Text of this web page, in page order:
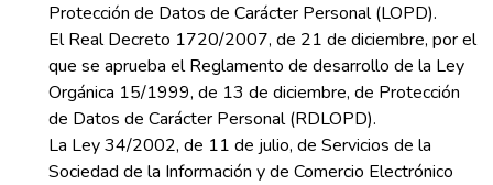
Protección de Datos de Carácter Personal (LOPD).
El Real Decreto 1720/2007, de 21 de diciembre, por el
que se aprueba el Reglamento de desarrollo de la Ley
Orgánica 15/1999, de 13 de diciembre, de Protección
de Datos de Carácter Personal (RDLOPD).
La Ley 34/2002, de 11 de julio, de Servicios de la
Sociedad de la Información y de Comercio Electrónico